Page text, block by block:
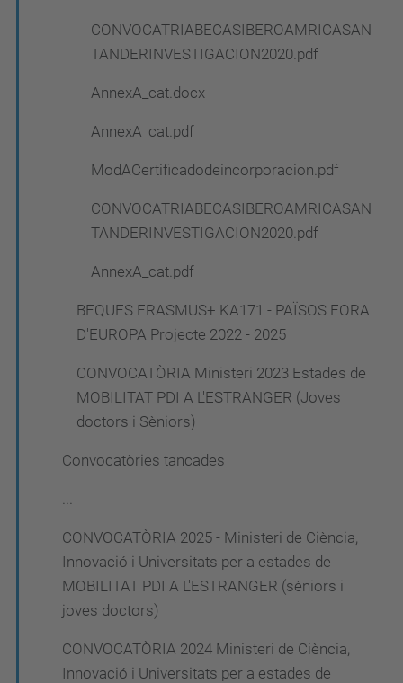
CONVOCATRIABECASIBEROAMRICASAN
TANDERINVESTIGACION2020.pdf
AnnexA_cat.docx
AnnexA_cat.pdf
ModACertificadodeincorporacion.pdf
CONVOCATRIABECASIBEROAMRICASAN
TANDERINVESTIGACION2020.pdf
AnnexA_cat.pdf
BEQUES ERASMUS+ KA171 - PAÏSOS FORA
D'EUROPA Projecte 2022 - 2025
CONVOCATÒRIA Ministeri 2023 Estades de
MOBILITAT PDI A L'ESTRANGER (Joves
doctors i Sèniors)
Convocatòries tancades
CONVOCATÒRIA 2025 - Ministeri de Ciència,
Innovació i Universitats per a estades de
MOBILITAT PDI A L'ESTRANGER (sèniors i
joves doctors)
CONVOCATÒRIA 2024 Ministeri de Ciència,
Innovació i Universitats per a estades de